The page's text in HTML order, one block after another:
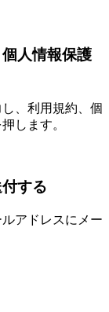
人情報保護
、利用規約、個
します。
する
アドレスにメー